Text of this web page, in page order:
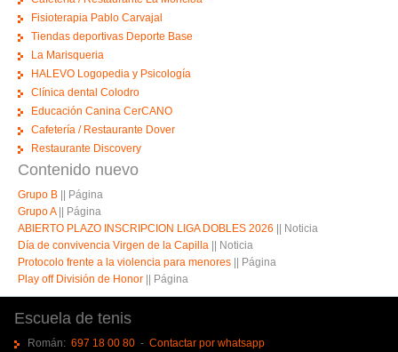
Fisioterapia Pablo Carvajal
Tiendas deportivas Deporte Base
La Marisqueria
HALEVO Logopedia y Psicología
Clínica dental Colodro
Educación Canina CerCANO
Cafetería / Restaurante Dover
Restaurante Discovery
Contenido nuevo
Grupo B
Página
Grupo A
Página
ABIERTO PLAZO INSCRIPCION LIGA DOBLES 2026
Noticia
Día de convivencia Virgen de la Capilla
Noticia
Protocolo frente a la violencia para menores
Página
Play off División de Honor
Página
Escuela de tenis
Román: 697 18 00 80- Contactar por whatsapp